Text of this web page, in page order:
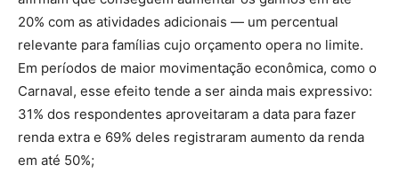
20% com as atividades adicionais — um percentual
relevante para famílias cujo orçamento opera no limite.
Em períodos de maior movimentação econômica, como o
Carnaval, esse efeito tende a ser ainda mais expressivo:
31% dos respondentes aproveitaram a data para fazer
renda extra e 69% deles registraram aumento da renda
em até 50%;